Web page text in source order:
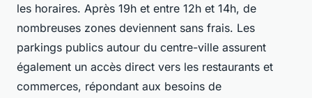
les horaires. Après 19h et entre 12h et 14h, de
nombreuses zones deviennent sans frais. Les
parkings publics autour du centre-ville assurent
également un accès direct vers les restaurants et
commerces, répondant aux besoins de